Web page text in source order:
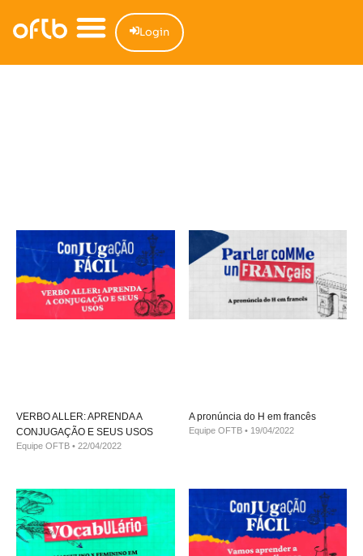
Login
VERBO ALLER: APRENDA A
CONJUGAÇÃO E SEUS USOS
Equipe OFTB 22/04/2022
A pronúncia do H em francês
Equipe OFTB 19/04/2022